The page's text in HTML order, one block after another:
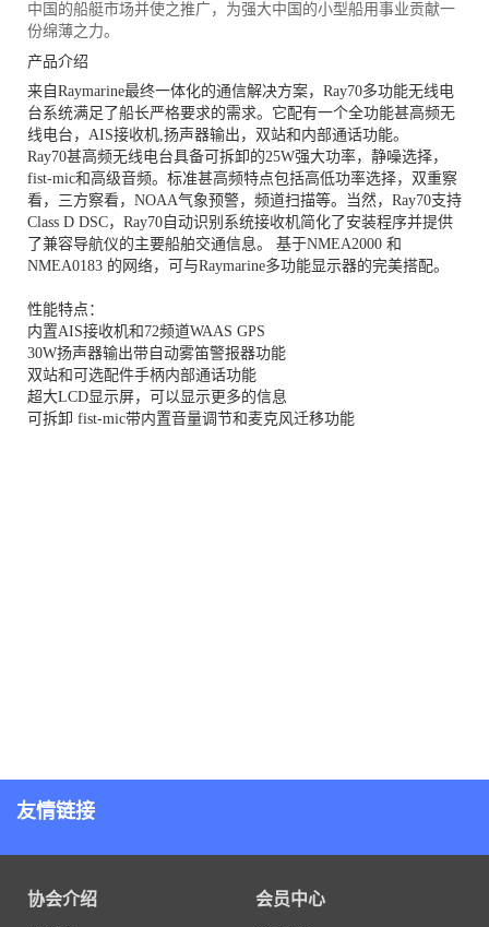
中国的船艇市场并使之推广，为强大中国的小型船用事业贡献一
份绵薄之力。
产品介绍
来自Raymarine最终一体化的通信解决方案，Ray70多功能无线电
台系统满足了船长严格要求的需求。它配有一个全功能甚高频无
线电台，AIS接收机,扬声器输出，双站和内部通话功能。
Ray70甚高频无线电台具备可拆卸的25W强大功率，静噪选择，
fist-mic和高级音频。标准甚高频特点包括高低功率选择，双重察
看，三方察看，NOAA气象预警，频道扫描等。当然，Ray70支持
Class D DSC，Ray70自动识别系统接收机简化了安装程序并提供
了兼容导航仪的主要船舶交通信息。 基于NMEA2000 和
NMEA0183 的网络，可与Raymarine多功能显示器的完美搭配。
性能特点：
内置AIS接收机和72频道WAAS GPS
30W扬声器输出带自动雾笛警报器功能
双站和可选配件手柄内部通话功能
超大LCD显示屏，可以显示更多的信息
可拆卸 fist-mic带内置音量调节和麦克风迁移功能
友情链接
协会介绍 会员中心